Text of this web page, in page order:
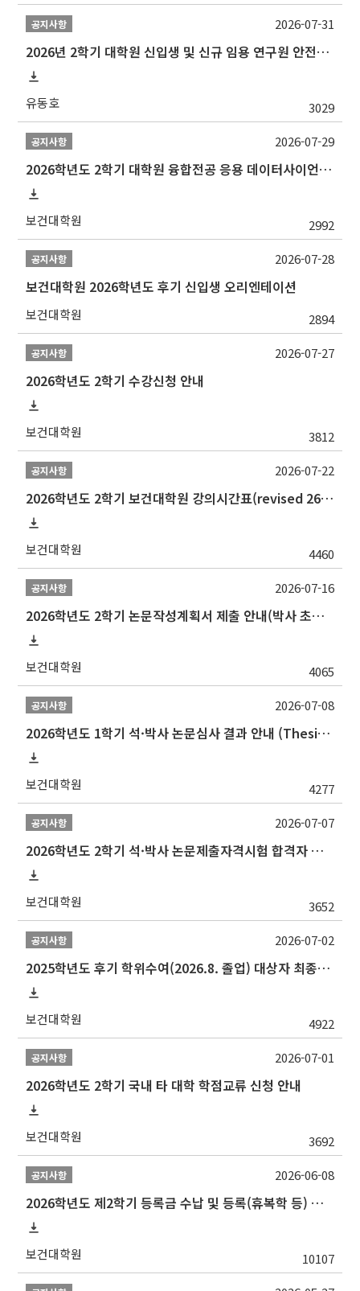
공지사항
2026년 2학기 대학원 신입생 및 신규 임용 연구원 안전환경교육(신규교육) 실시 안내
유동호 3029
2026-07-31
공지사항
2026학년도 2학기 대학원 융합전공 응용 데이터사이언스 선발 계획 알림
보건대학원 2992
2026-07-29
공지사항
보건대학원 2026학년도 후기 신입생 오리엔테이션
보건대학원 2894
2026-07-28
공지사항
2026학년도 2학기 수강신청 안내
보건대학원 3812
2026-07-27
공지사항
2026학년도 2학기 보건대학원 강의시간표(revised 260803)(2026 2nd SEMESTER SNU GSPH TIMETABLE)
보건대학원 4460
2026-07-22
공지사항
2026학년도 2학기 논문작성계획서 제출 안내(박사 초심 일정 포함)_Thesis Proposal
보건대학원 4065
2026-07-16
공지사항
2026학년도 1학기 석·박사 논문심사 결과 안내 (Thesis Defense Result)
보건대학원 4277
2026-07-08
공지사항
2026학년도 2학기 석·박사 논문제출자격시험 합격자 공고(TSQ Exam Result)
보건대학원 3652
2026-07-07
공지사항
2025학년도 후기 학위수여(2026.8. 졸업) 대상자 최종인준 논문 제출 안내
보건대학원 4922
2026-07-02
공지사항
2026학년도 2학기 국내 타 대학 학점교류 신청 안내
보건대학원 3692
2026-07-01
공지사항
2026학년도 제2학기 등록금 수납 및 등록(휴복학 등) 일정 안내
보건대학원 10107
2026-06-08